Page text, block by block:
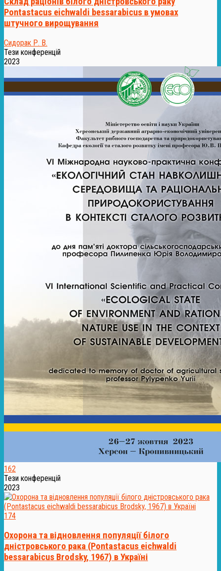
Рontastacus eichwaldi bessarabicus в умовах
штучного вирощування
Сидорак Р. В.
Тези конференцій
2023
162
Тези конференцій
2023
174
Охорона та відновлення популяції білого
дністровського рака (Pontastacus eichwaldi
bessarabicus Brodsky, 1967) в Україні